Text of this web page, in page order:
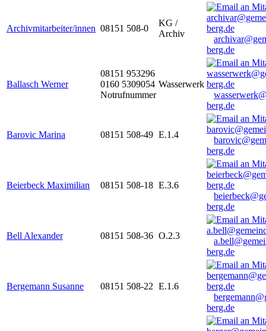
Archivmitarbeiter/innen 08151 508-0
KG /
Archiv
berg.de
Ballasch Werner
08151 953296
0160 5309054
Notrufnummer
Wasserwerk
berg.de
Barovic Marina 08151 508-49 E.1.4
berg.de
Beierbeck Maximilian 08151 508-18 E.3.6
berg.de
Bell Alexander 08151 508-36 O.2.3
berg.de
Bergemann Susanne 08151 508-22 E.1.6
berg.de